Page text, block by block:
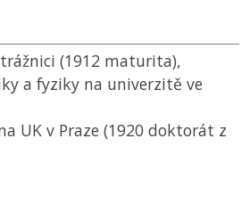
(1912 maturita),
a fyziky na univerzitě ve
UK v Praze (1920 doktorát z